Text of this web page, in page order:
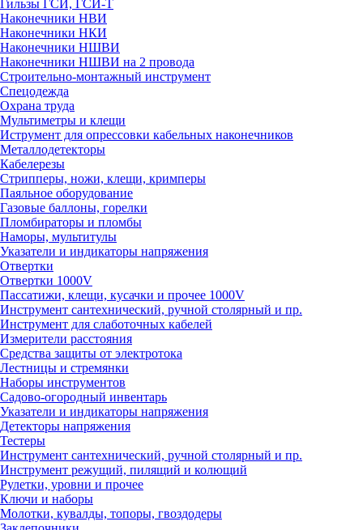
Гильзы ГСИ, ГСИ-Т
Наконечники НВИ
Наконечники НКИ
Наконечники НШВИ
Наконечники НШВИ на 2 провода
Строительно-монтажный инструмент
Спецодежда
Охрана труда
Мультиметры и клещи
Иструмент для опрессовки кабельных наконечников
Металлодетекторы
Кабелерезы
Стрипперы, ножи, клещи, кримперы
Паяльное оборудование
Газовые баллоны, горелки
Пломбираторы и пломбы
Наморы, мультитулы
Указатели и индикаторы напряжения
Отвертки
Отвертки 1000V
Пассатижи, клещи, кусачки и прочее 1000V
Инструмент сантехнический, ручной столярный и пр.
Инструмент для слаботочных кабелей
Измерители расстояния
Средства защиты от электротока
Лестницы и стремянки
Наборы инструментов
Садово-огородный инвентарь
Указатели и индикаторы напряжения
Детекторы напряжения
Тестеры
Инструмент сантехнический, ручной столярный и пр.
Инструмент режущий, пилящий и колющий
Рулетки, уровни и прочее
Ключи и наборы
Молотки, кувалды, топоры, гвоздодеры